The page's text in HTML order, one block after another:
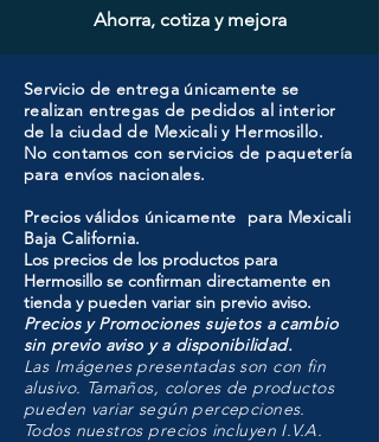
Ahorra, cotiza y mejora
Servicio de entrega únicamente se
realizan entregas de pedidos al interior
de la ciudad de Mexicali y Hermosillo.
No contamos con servicios de paquetería
para envíos nacionales.
Precios válidos únicamente para Mexicali
Baja California.
Los precios de los productos para
Hermosillo se confirman directamente en
tienda y pueden variar sin previo aviso.
Precios y Promociones sujetos a cambio
sin previo aviso y a disponibilidad.
Las Imágenes presentadas son con fin
alusivo. Tamaños, colores de productos
pueden variar según percepciones.
Todos nuestros precios incluyen I.V.A.